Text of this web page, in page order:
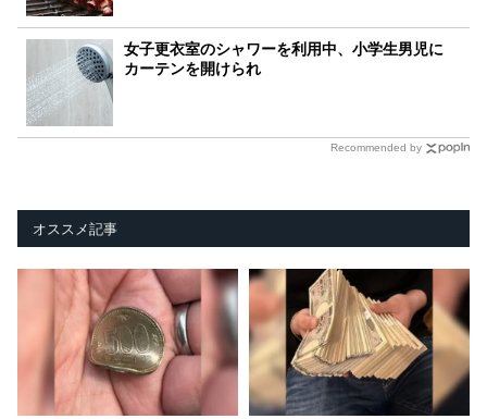
女子更衣室のシャワーを利用中、小学生男児に
カーテンを開けられ
Recommended by
オススメ記事